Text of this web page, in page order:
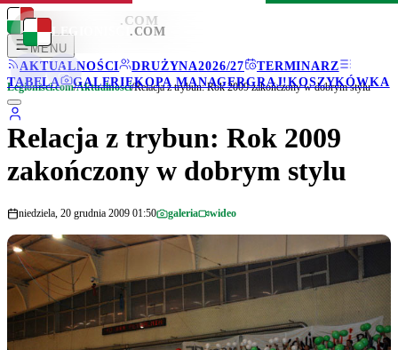
LEGIONISCI .COM
MENU
AKTUALNOŚCI
DRUŻYNA2026/27
TERMINARZ
TABELA
GALERIEKOPA MANAGERGRAJ!KOSZYKÓWKA
LEGIONISCI .COM
Legionisci.com/Aktualności/Relacja z trybun: Rok 2009 zakończony w dobrym stylu
Relacja z trybun: Rok 2009
zakończony w dobrym stylu
niedziela, 20 grudnia 2009 01:50 galeria wideo